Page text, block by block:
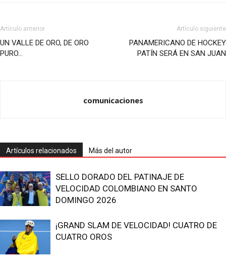
Artículo anterior
UN VALLE DE ORO, DE ORO
PURO…
Artículo siguiente
PANAMERICANO DE HOCKEY
PATÍN SERÁ EN SAN JUAN
comunicaciones
Artículos relacionados Más del autor
SELLO DORADO DEL PATINAJE DE
VELOCIDAD COLOMBIANO EN SANTO
DOMINGO 2026
¡GRAND SLAM DE VELOCIDAD! CUATRO DE
CUATRO OROS